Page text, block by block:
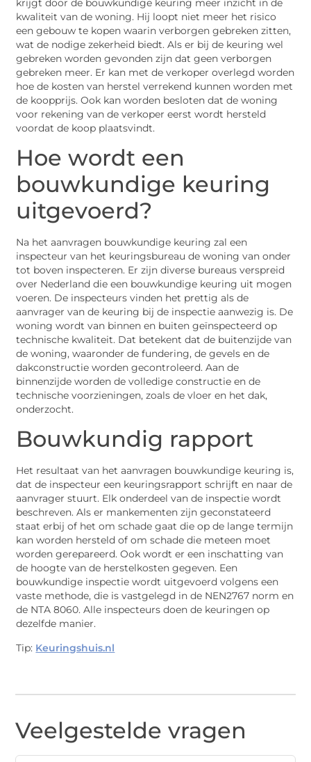
krijgt door de bouwkundige keuring meer inzicht in de
kwaliteit van de woning. Hij loopt niet meer het risico
een gebouw te kopen waarin verborgen gebreken zitten,
wat de nodige zekerheid biedt. Als er bij de keuring wel
gebreken worden gevonden zijn dat geen verborgen
gebreken meer. Er kan met de verkoper overlegd worden
hoe de kosten van herstel verrekend kunnen worden met
de koopprijs. Ook kan worden besloten dat de woning
voor rekening van de verkoper eerst wordt hersteld
voordat de koop plaatsvindt.
Hoe wordt een
bouwkundige keuring
uitgevoerd?
Na het aanvragen bouwkundige keuring zal een
inspecteur van het keuringsbureau de woning van onder
tot boven inspecteren. Er zijn diverse bureaus verspreid
over Nederland die een bouwkundige keuring uit mogen
voeren. De inspecteurs vinden het prettig als de
aanvrager van de keuring bij de inspectie aanwezig is. De
woning wordt van binnen en buiten geïnspecteerd op
technische kwaliteit. Dat betekent dat de buitenzijde van
de woning, waaronder de fundering, de gevels en de
dakconstructie worden gecontroleerd. Aan de
binnenzijde worden de volledige constructie en de
technische voorzieningen, zoals de vloer en het dak,
onderzocht.
Bouwkundig rapport
Het resultaat van het aanvragen bouwkundige keuring is,
dat de inspecteur een keuringsrapport schrijft en naar de
aanvrager stuurt. Elk onderdeel van de inspectie wordt
beschreven. Als er mankementen zijn geconstateerd
staat erbij of het om schade gaat die op de lange termijn
kan worden hersteld of om schade die meteen moet
worden gerepareerd. Ook wordt er een inschatting van
de hoogte van de herstelkosten gegeven. Een
bouwkundige inspectie wordt uitgevoerd volgens een
vaste methode, die is vastgelegd in de NEN2767 norm en
de NTA 8060. Alle inspecteurs doen de keuringen op
dezelfde manier.
Tip: Keuringshuis.nl
Veelgestelde vragen